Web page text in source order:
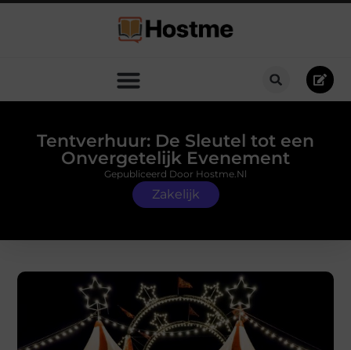
Tentverhuur: De Sleutel tot een
Onvergetelijk Evenement
Zakelijk
Gepubliceerd Door Hostme.nl